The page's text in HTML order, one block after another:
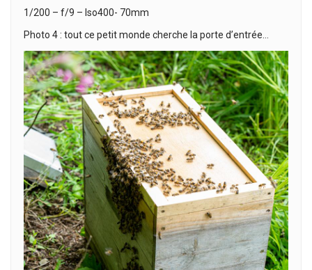
1/200 – f/9 – Iso400- 70mm
Photo 4 : tout ce petit monde cherche la porte d’entrée…